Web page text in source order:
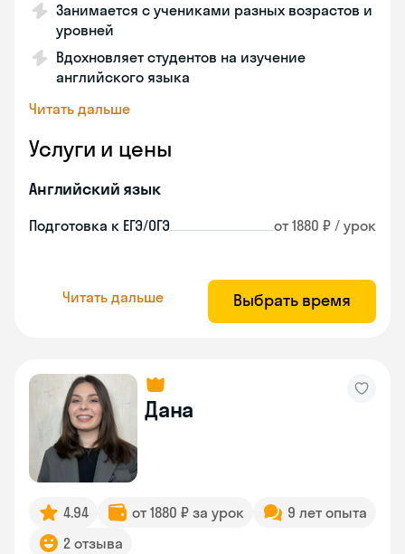
Занимается с учениками разных возрастов и
уровней
Вдохновляет студентов на изучение
английского языка
Читать дальше
Услуги и цены
Английский язык
Подготовка к ЕГЭ/ОГЭ от 1880 ₽ / урок
Читать дальше Выбрать время
Дана
4.94 от 1880 ₽ за урок
9 лет опыта
2 отзыва